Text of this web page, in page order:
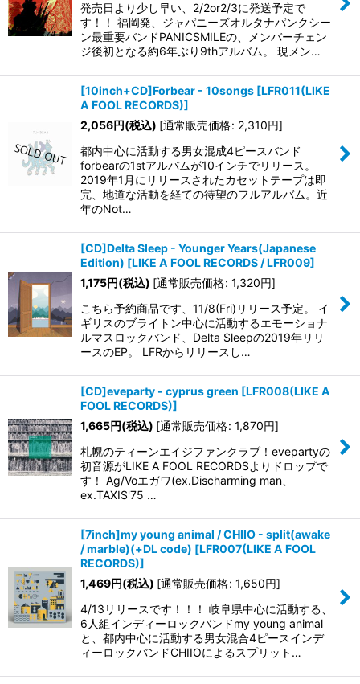
発売日より少し早い、2/2or2/3に発送予定で
す！！ 福岡発、ジャパニーズオルタナパンクシー
ン最重要バンドPANICSMILEの、メンバーチェン
ジ後初となる約6年ぶり9thアルバム。 現メン…
[10inch+CD]Forbear - 10songs [LFR011(LIKE
A FOOL RECORDS)]
2,056円(税込) [通常販売価格: 2,310円]
都内中心に活動する男女混成4ピースバンド
forbearの1stアルバムが10インチでリリース。
2019年1月にリリースされたカセットテープは即
完、地道な活動を経ての待望のフルアルバム。近
年のNot…
[CD]Delta Sleep - Younger Years(Japanese
Edition) [LIKE A FOOL RECORDS / LFR009]
1,175円(税込) [通常販売価格: 1,320円]
こちら予約商品です、11/8(Fri)リリース予定。 イ
ギリスのブライトン中心に活動するエモーショナ
ルマスロックバンド、Delta Sleepの2019年リリ
ースのEP。 LFRからリリースし…
[CD]eveparty - cyprus green [LFR008(LIKE A
FOOL RECORDS)]
1,665円(税込) [通常販売価格: 1,870円]
札幌のティーンエイジファンクラブ！evepartyの
初音源がLIKE A FOOL RECORDSよりドロップで
す！ Ag/Voエガワ(ex.Discharming man、
ex.TAXIS'75 …
[7inch]my young animal / CHIIO - split(awake
/ marble)(+DL code) [LFR007(LIKE A FOOL
RECORDS)]
1,469円(税込) [通常販売価格: 1,650円]
4/13リリースです！！！ 岐阜県中心に活動する、
6人組インディーロックバンドmy young animal
と、都内中心に活動する男女混合4ピースインデ
ィーロックバンドCHIIOによるスプリット…